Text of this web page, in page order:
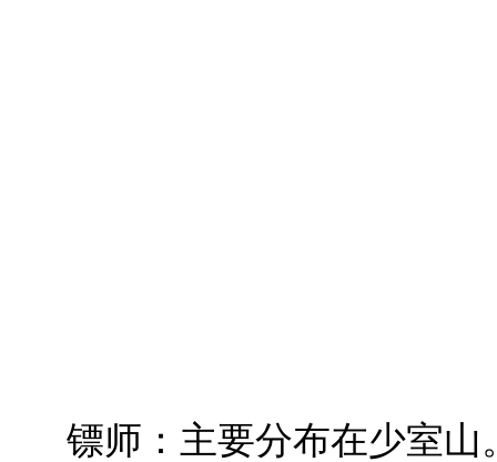
镖师：主要分布在少室